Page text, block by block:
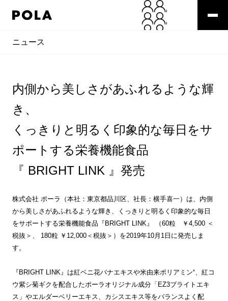
ニュース
内側から美しさがあふれるような輝
き、
くっきりと明るく印象的な毎日をサ
ポートする栄養機能食品
『 BRIGHT LINK 』発売
株式会社 ポーラ（本社：東京都品川区、社長：横手喜一）は、内側
から美しさがあふれるような輝き、くっきりと明るく印象的な毎日
をサポートする栄養機能食品『BRIGHT LINK』 （60粒 ￥4,500 ＜
税抜＞、 180粒 ￥12,000＜税抜＞）を2019年10月1日に発売しま
す。
『BRIGHT LINK』は紅ベニ花バナエキスや米由来ポリアミン*、紅コ
ウ紫シ菊ギクを配合したポーラオリジナル成分「EZ3ブライトエキ
ス」やエルダーベリーエキス、カシスエキス等をバランスよく配